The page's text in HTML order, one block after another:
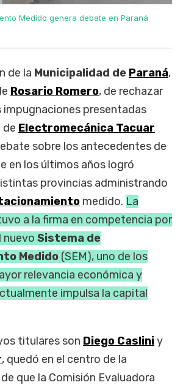
Medido genera debate en Paraná
de la Municipalidad de Paraná,
Rosario Romero, de rechazar
impugnaciones presentadas
Electromecánica Tacuar
sobre los antecedentes de
en los últimos años logró
provincias administrando
medido. La
a la firma en competencia por
nuevo Sistema de
Medido (SEM), uno de los
relevancia económica y
impulsa la capital
titulares son Diego Casliniy
, quedó en el centro de la
que la Comisión Evaluadora